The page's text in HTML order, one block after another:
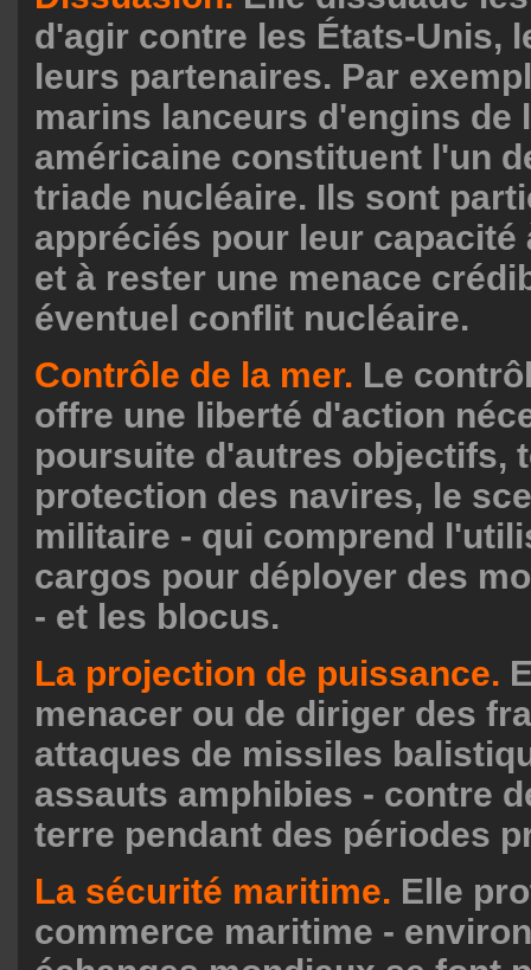
d'agir contre les États-Unis,
leurs partenaires. Par
marins lanceurs d'engins de
américaine constituent l'un
triade nucléaire. Ils sont
appréciés pour leur capacité
et à rester une menace
éventuel conflit nucléaire.
Contrôle de la mer. Le
offre une liberté d'action
poursuite d'autres objectifs,
protection des navires, le
militaire - qui comprend
cargos pour déployer des
- et les blocus.
La projection de puissance.
menacer ou de diriger des
attaques de missiles
assauts amphibies - contre
terre pendant des périodes
La sécurité maritime. Elle
commerce maritime -